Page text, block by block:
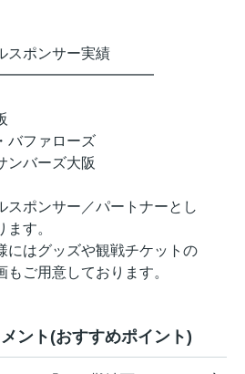
スポンサー実績
バファローズ
ンバーズ大阪
スポンサー／パートナーとし
す。
にはグッズや観戦チケットの
もご用意しております。
ント(おすすめポイント)